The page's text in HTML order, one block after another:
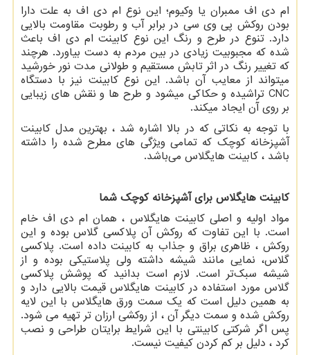
ام دی اف ممبران یا وکیوم؛ این نوع ام دی اف به علت دارا
بودن روکش پی وی سی در برابر آب و رطوبت مقاومت بالایی
دارد. تنوع در طرح و رنگ این نوع کابینت ام دی اف باعث
شده که مجبوبیت زیادی در بین مردم به دست بیاورد. هرچند
که تغییر رنگ در اثر تابش مستقیم و طولانی مدت نور خورشید
می­تواند از معایب آن باشد. این نوع کابینت نیز با دستگاه
CNC تراشیده و حکاکی می­شود و طرح­ ها و نقش ­های زیبایی
بر روی آن ایجاد می­کند.
با توجه به نکاتی که در بالا اشاره شد ، بهترین مدل کابینت
آشپزخانه کوچک که تمامی ویژگی های مطرح شده را داشته
باشد ، کابینت هایگلاس می‌باشد.
کابینت هایگلاس برای آشپزخانه کوچک شما
مواد اولیه و اصلی کابینت هایگلاس ، همان ام دی اف خام
است. با این تفاوت که روکش آن پلاکسی گلاس بوده و این
روکش ، ظاهری براق و جذاب به کابینت داده است. پلاکسی
گلاس، نمایی مانند شیشه داشته ولی پلاستیکی بوده و از
شیشه سبکتر است. لازم است بدانید که پوشش پلاکسی
گلاس مورد استفاده در کابینت هایگلاس قیمت بالایی دارد و
به همین دلیل است که یک سمت ورق هایگلاس با این لایه
روکش شده و سمت دیگر آن ، از روکشی ارزان تر تهیه می شود.
پس اگر شرکتی کابینتی با این شرایط برایتان طراحی و نصب
کرد ، دلیل بر کم کردن کیفیت نیست.